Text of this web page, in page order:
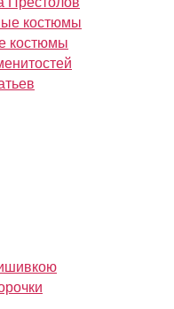
костюмы
костюмы